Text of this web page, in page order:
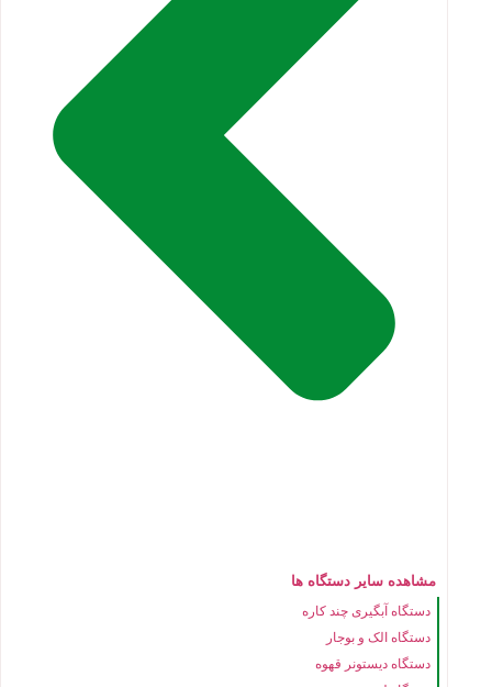
مشاهده سایر دستگاه ها
دستگاه آبگیری چند کاره
دستگاه الک و بوجار
دستگاه دیستونر قهوه